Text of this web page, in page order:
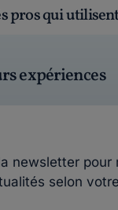
pros qui
expériences
newsletter pour
selon